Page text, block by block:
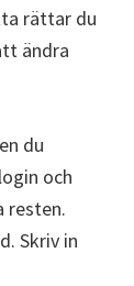
rättar du
ändra
du
och
resten.
Skriv in